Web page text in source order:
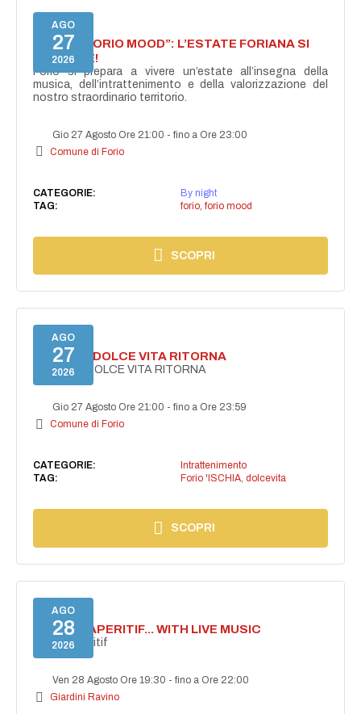
AGO
27
2026
NASCE “FORIO MOOD”: L’ESTATE FORIANA SI
ACCENDE!
Forio si prepara a vivere un’estate all’insegna della
musica, dell’intrattenimento e della valorizzazione del
nostro straordinario territorio.
Gio 27 Agosto Ore 21:00 -fino a Ore 23:00
Comune di Forio
CATEGORIE:
By night
TAG:
forio, forio mood
SCOPRI
AGO
27
2026
FORIO LA DOLCE VITA RITORNA
FORIO LA DOLCE VITA RITORNA
Gio 27 Agosto Ore 21:00 -fino a Ore 23:59
Comune di Forio
CATEGORIE:
Intrattenimento
TAG:
Forio 'ISCHIA, dolcevita
SCOPRI
AGO
28
2026
SECRET APERITIF... WITH LIVE MUSIC
Secret aperitif
Ven 28 Agosto Ore 19:30 -fino a Ore 22:00
Giardini Ravino